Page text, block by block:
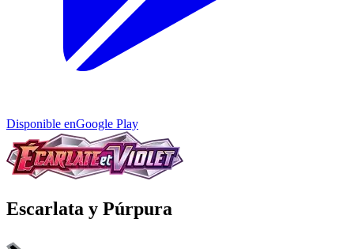
Disponible enGoogle Play
Escarlata y Púrpura